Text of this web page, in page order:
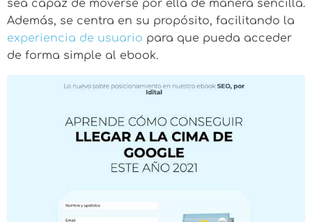
sea capaz de moverse por ella de manera sencilla.
Además, se centra en su propósito, facilitando la
experiencia de usuario para que pueda acceder
de forma simple al ebook.